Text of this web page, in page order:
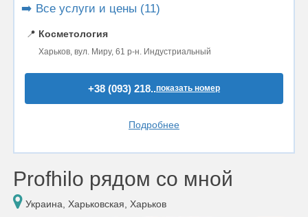
➡️ Все услуги и цены (11)
📍 Косметология
Харьков, вул. Миру, 61 р-н. Индустриальный
+38 (093) 218..показать номер
Подробнее
Profhilo рядом со мной
Украина, Харьковская, Харьков